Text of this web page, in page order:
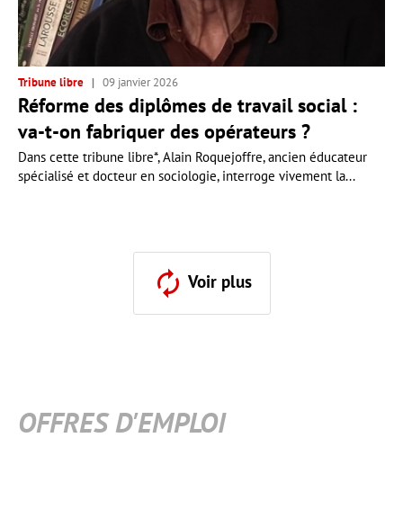
Tribune libre 09 janvier 2026
Réforme des diplômes de travail social :
va-t-on fabriquer des opérateurs ?
Dans cette tribune libre*, Alain Roquejoffre, ancien éducateur
spécialisé et docteur en sociologie, interroge vivement la...
Voir plus
OFFRES D'EMPLOI